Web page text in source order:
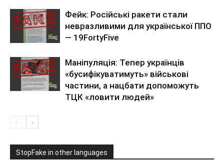
Фейк: Російські ракети стали
невразливими для української ППО
— 19FortyFive
Маніпуляція: Тепер українців
«бусифікуватимуть» військові
частини, а нацбати допоможуть
ТЦК «ловити людей»
StopFake in other languages